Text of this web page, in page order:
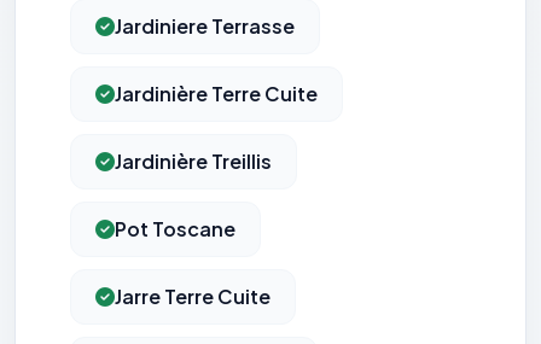
Jardiniere Terrasse
Jardinière Terre Cuite
Jardinière Treillis
Pot Toscane
Jarre Terre Cuite